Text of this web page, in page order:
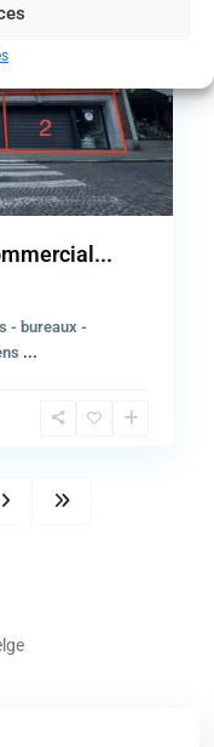
Next
- bureaux -
...